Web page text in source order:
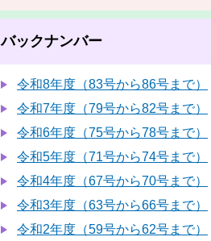
バックナンバー
令和8年度（83号から86号まで）
令和7年度（79号から82号まで）
令和6年度（75号から78号まで）
令和5年度（71号から74号まで）
令和4年度（67号から70号まで）
令和3年度（63号から66号まで）
令和2年度（59号から62号まで）